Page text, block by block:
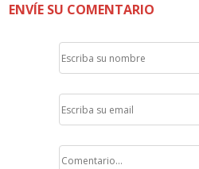
ENVÍE SU COMENTARIO